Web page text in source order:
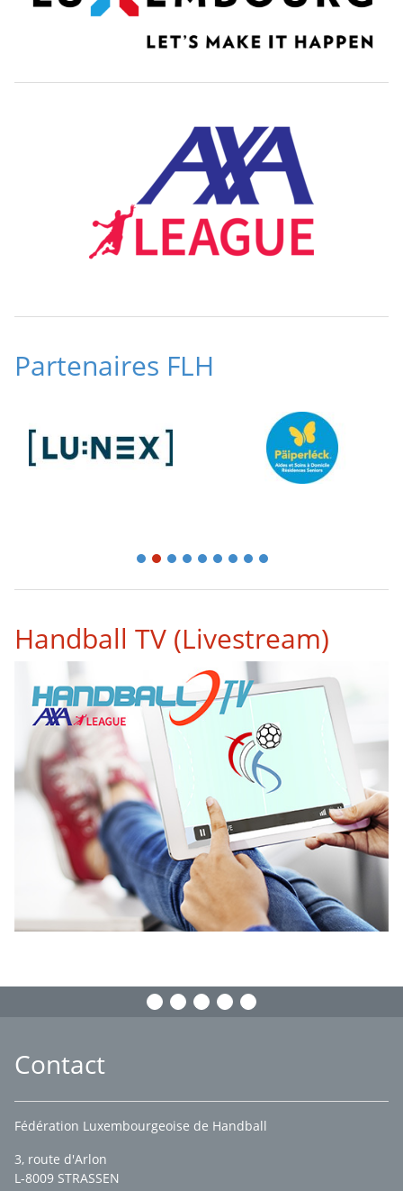
Partenaires FLH
1 2 3 4 5 6 7 8 9
Handball TV (Livestream)
Contact
Fédération Luxembourgeoise de Handball
3, route d'Arlon
L-8009 STRASSEN